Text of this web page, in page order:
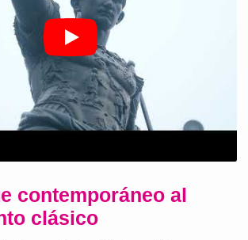
contemporáneo al
clásico